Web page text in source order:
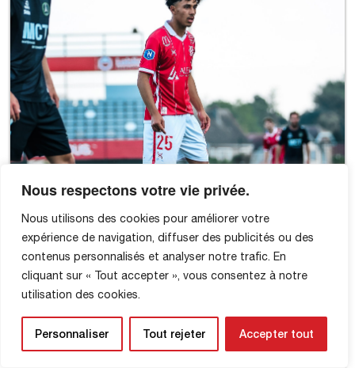
Nous respectons votre vie privée.
Nous utilisons des cookies pour améliorer votre
expérience de navigation, diffuser des publicités ou des
contenus personnalisés et analyser notre trafic. En
cliquant sur « Tout accepter », vous consentez à notre
utilisation des cookies.
Personnaliser Tout rejeter Accepter tout